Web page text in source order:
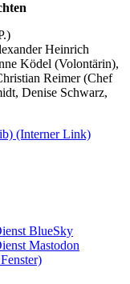
Heinrich
Ködel (Volontärin),
Reimer (Chef
Denise Schwarz,
(Interner Link)
BlueSky
Mastodon